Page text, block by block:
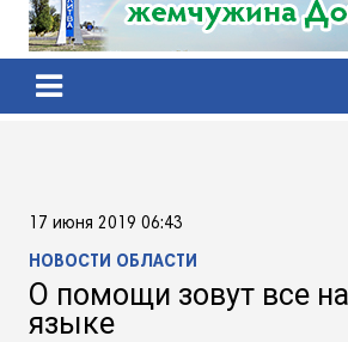
h
17 июня 2019 06:43
НОВОСТИ ОБЛАСТИ
О помощи зовут все
языке